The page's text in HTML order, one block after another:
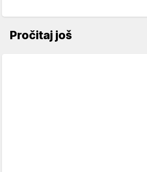
Pročitaj još